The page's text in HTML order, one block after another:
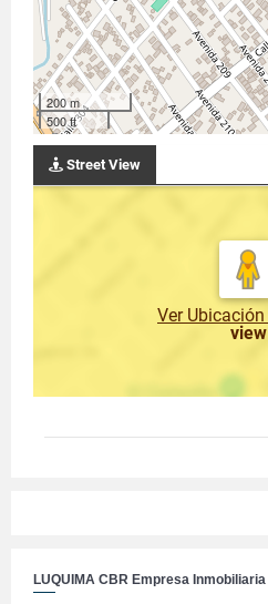
200 m
500 ft
Street View
Ver Ubicación
view
LUQUIMA CBR Empresa Inmobiliaria